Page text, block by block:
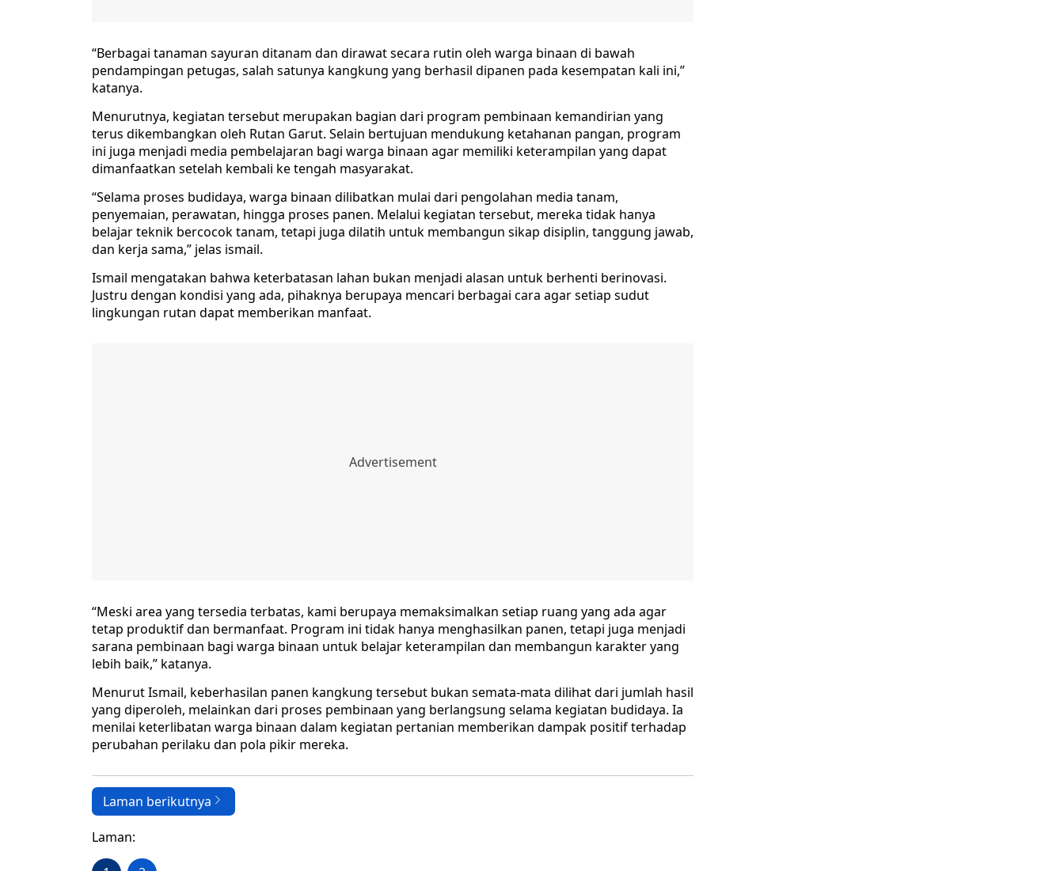
“Berbagai tanaman sayuran ditanam dan dirawat secara rutin oleh warga binaan di bawah
pendampingan petugas, salah satunya kangkung yang berhasil dipanen pada kesempatan kali ini,”
katanya.
Menurutnya, kegiatan tersebut merupakan bagian dari program pembinaan kemandirian yang
terus dikembangkan oleh Rutan Garut. Selain bertujuan mendukung ketahanan pangan, program
ini juga menjadi media pembelajaran bagi warga binaan agar memiliki keterampilan yang dapat
dimanfaatkan setelah kembali ke tengah masyarakat.
“Selama proses budidaya, warga binaan dilibatkan mulai dari pengolahan media tanam,
penyemaian, perawatan, hingga proses panen. Melalui kegiatan tersebut, mereka tidak hanya
belajar teknik bercocok tanam, tetapi juga dilatih untuk membangun sikap disiplin, tanggung jawab,
dan kerja sama,” jelas ismail.
Ismail mengatakan bahwa keterbatasan lahan bukan menjadi alasan untuk berhenti berinovasi.
Justru dengan kondisi yang ada, pihaknya berupaya mencari berbagai cara agar setiap sudut
lingkungan rutan dapat memberikan manfaat.
“Meski area yang tersedia terbatas, kami berupaya memaksimalkan setiap ruang yang ada agar
tetap produktif dan bermanfaat. Program ini tidak hanya menghasilkan panen, tetapi juga menjadi
sarana pembinaan bagi warga binaan untuk belajar keterampilan dan membangun karakter yang
lebih baik,” katanya.
Menurut Ismail, keberhasilan panen kangkung tersebut bukan semata-mata dilihat dari jumlah hasil
yang diperoleh, melainkan dari proses pembinaan yang berlangsung selama kegiatan budidaya. Ia
menilai keterlibatan warga binaan dalam kegiatan pertanian memberikan dampak positif terhadap
perubahan perilaku dan pola pikir mereka.
Laman berikutnya
Laman: